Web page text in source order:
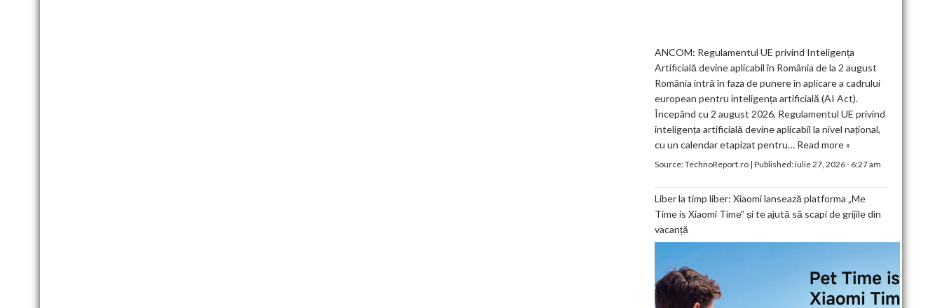
ANCOM: Regulamentul UE privind Inteligența
Artificială devine aplicabil în România de la 2 august
România intră în faza de punere în aplicare a cadrului
european pentru inteligența artificială (AI Act).
Începând cu 2 august 2026, Regulamentul UE privind
inteligența artificială devine aplicabil la nivel național,
cu un calendar etapizat pentru… Read more »
Source:TechnoReport.ro| Published:iulie 27, 2026 - 6:27 am
Liber la timp liber: Xiaomi lansează platforma „Me
Time is Xiaomi Time” și te ajută să scapi de grijile din
vacanță